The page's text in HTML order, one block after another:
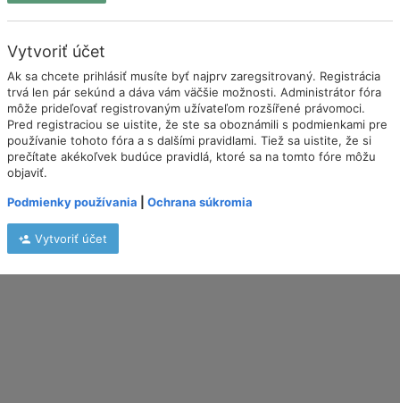
Vytvoriť účet
Ak sa chcete prihlásiť musíte byť najprv zaregsitrovaný. Registrácia
trvá len pár sekúnd a dáva vám väčšie možnosti. Administrátor fóra
môže prideľovať registrovaným užívateľom rozšířené právomoci.
Pred registraciou se uistite, že ste sa oboznámili s podmienkami pre
používanie tohoto fóra a s dalšími pravidlami. Tiež sa uistite, že si
prečítate akékoľvek budúce pravidlá, ktoré sa na tomto fóre môžu
objaviť.
Podmienky používania Ochrana súkromia
Vytvoriť účet